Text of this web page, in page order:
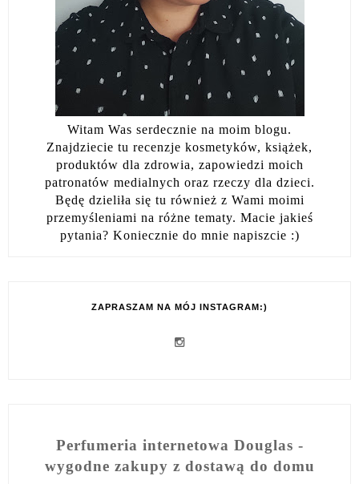
Witam Was serdecznie na moim blogu.
Znajdziecie tu recenzje kosmetyków, książek,
produktów dla zdrowia, zapowiedzi moich
patronatów medialnych oraz rzeczy dla dzieci.
Będę dzieliła się tu również z Wami moimi
przemyśleniami na różne tematy. Macie jakieś
pytania? Koniecznie do mnie napiszcie :)
ZAPRASZAM NA MÓJ INSTAGRAM:)
Perfumeria internetowa Douglas -
wygodne zakupy z dostawą do domu